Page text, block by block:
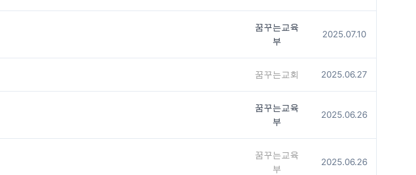
꿈꾸는교육
부
2025.07.10
꿈꾸는교회 2025.06.27
꿈꾸는교육
부
2025.06.26
꿈꾸는교육
부
2025.06.26